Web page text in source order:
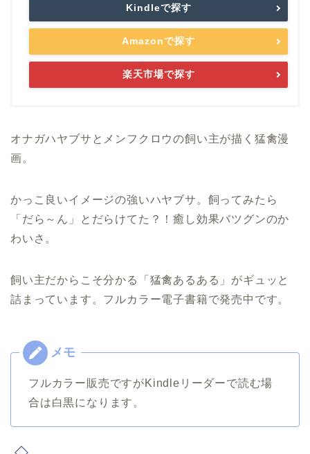
Kindleで探す
Amazonで探す
楽天市場で探す
オナガハヤブサとメンフクロウの飼い主が描く猛禽漫
画。
かっこ良いイメージの強いハヤブサ。飼ってみたら
「だら～ん」とだらけてた？！癒し効果バツグンのか
わいさ。
飼い主だからこそ分かる「猛禽あるある」がギュッと
詰まっています。フルカラー電子書籍で発売中です。
フルカラー販売ですがKindleリーダーで読む場
合は白黒になります。